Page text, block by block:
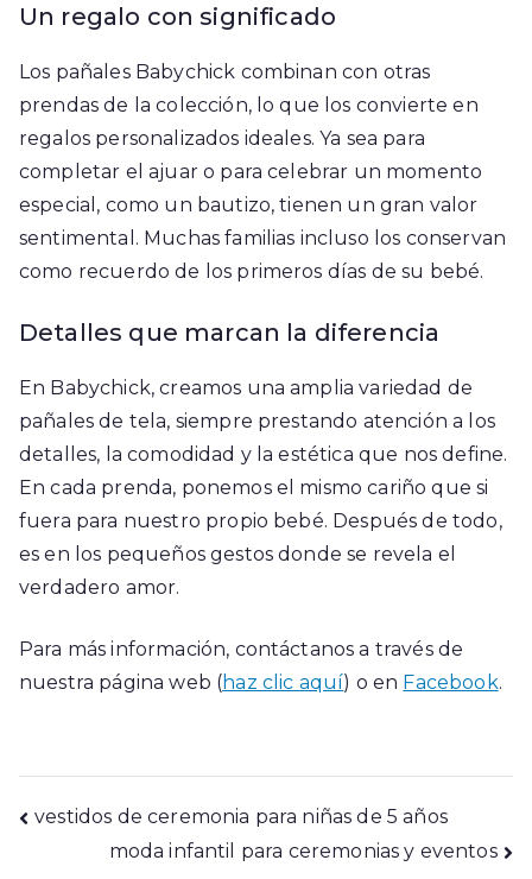
Un regalo con significado
Los pañales Babychick combinan con otras
prendas de la colección, lo que los convierte en
regalos personalizados ideales. Ya sea para
completar el ajuar o para celebrar un momento
especial, como un bautizo, tienen un gran valor
sentimental. Muchas familias incluso los conservan
como recuerdo de los primeros días de su bebé.
Detalles que marcan la diferencia
En Babychick, creamos una amplia variedad de
pañales de tela, siempre prestando atención a los
detalles, la comodidad y la estética que nos define.
En cada prenda, ponemos el mismo cariño que si
fuera para nuestro propio bebé. Después de todo,
es en los pequeños gestos donde se revela el
verdadero amor.
Para más información, contáctanos a través de
nuestra página web (haz clic aquí) o en Facebook.
Navegação
vestidos de ceremonia para niñas de 5 años
moda infantil para ceremonias y eventos